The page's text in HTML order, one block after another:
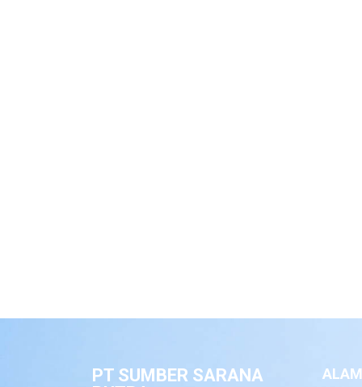
PT SUMBER SARANA